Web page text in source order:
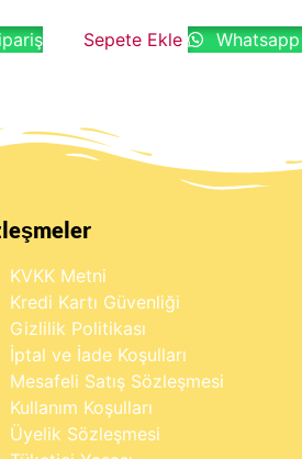
Sepete Ekle
KVKK Metni
Kredi Kartı Güvenliği
Gizlilik Politikası
İptal ve İade Koşulları
Mesafeli Satış Sözleşmesi
Kullanım Koşulları
Üyelik Sözleşmesi